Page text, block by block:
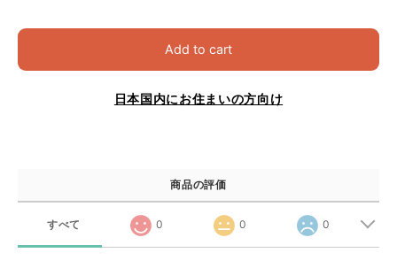
Add to cart
日本国内にお住まいの方向け
商品の評価
すべて 0 0 0